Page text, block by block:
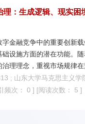
理：生成逻辑、现实困
金融竞争中的重要创新
设施方面的潜在功能。
理理念，重视市场规律
势未充分转化等方面的
景的供需对接，推动多
; 山东大学马克思主义
频次： 0 ] [阅读次数： 5 ]